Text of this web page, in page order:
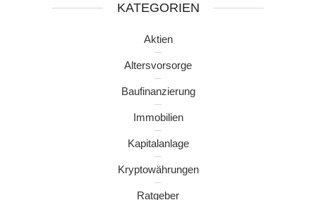
KATEGORIEN
Aktien
Altersvorsorge
Baufinanzierung
Immobilien
Kapitalanlage
Kryptowährungen
Ratgeber